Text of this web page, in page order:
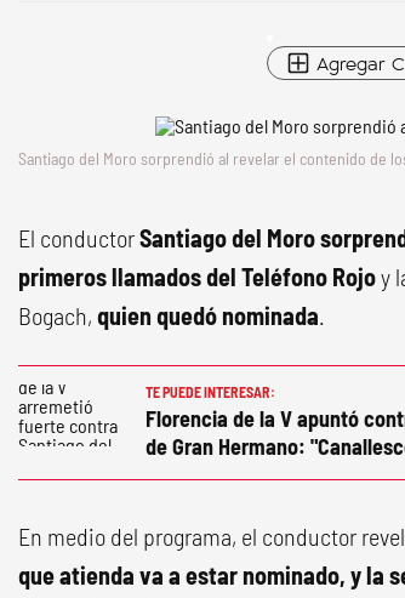
Agregar
Santiago del Moro sorprendió al revelar el contenido de
El conductorSantiago del Moro
primeros llamados del Teléfono Rojoy
Bogach, quien quedó nominada.
TE PUEDE INTERESAR:
Florencia de la V apuntó
de Gran Hermano:
En medio del programa, el conductor
que atienda va a estar nominado, y la